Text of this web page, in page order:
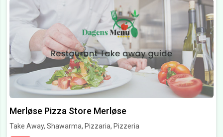
Merløse Pizza Store Merløse
Take Away, Shawarma, Pizzaria, Pizzeria